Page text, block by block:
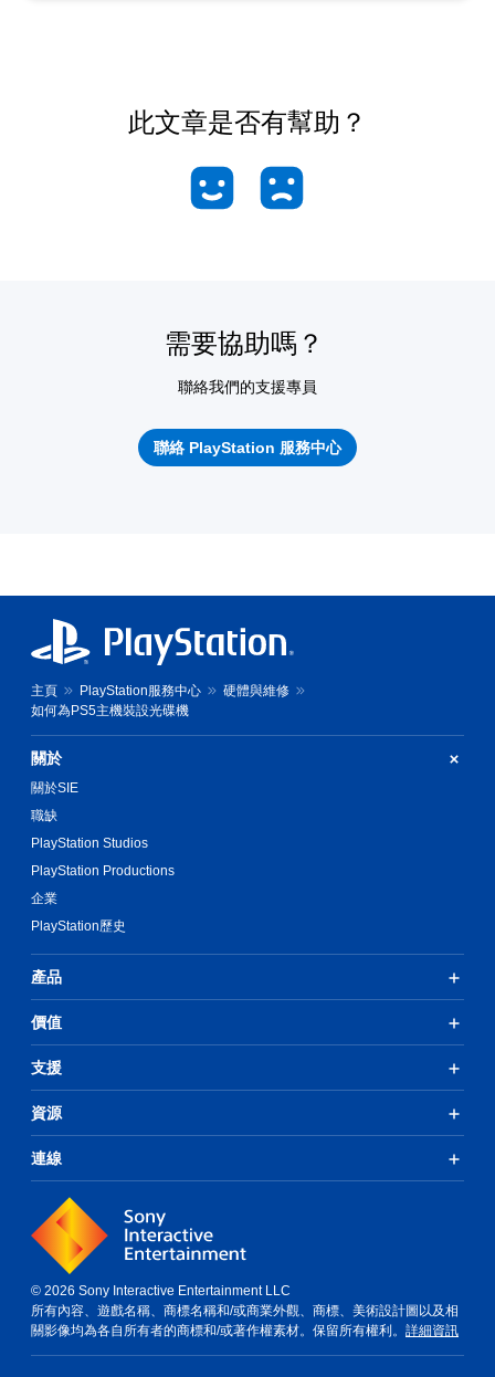
此文章是否有幫助？
需要協助嗎？
聯絡我們的支援專員
聯絡 PlayStation 服務中心
主頁 PlayStation服務中心
硬體與維修
如何為PS5主機裝設光碟機
關於
關於SIE
職缺
PlayStation Studios
PlayStation Productions
企業
PlayStation歷史
產品
價值
支援
資源
連線
© 2026 Sony Interactive Entertainment LLC
所有內容、遊戲名稱、商標名稱和/或商業外觀、商標、美術設計圖以及相
關影像均為各自所有者的商標和/或著作權素材。保留所有權利。 詳細資訊